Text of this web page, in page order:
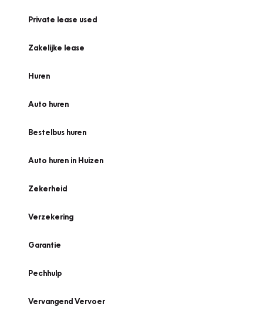
Private lease used
Zakelijke lease
Huren
Auto huren
Bestelbus huren
Auto huren in Huizen
Zekerheid
Verzekering
Garantie
Pechhulp
Vervangend Vervoer